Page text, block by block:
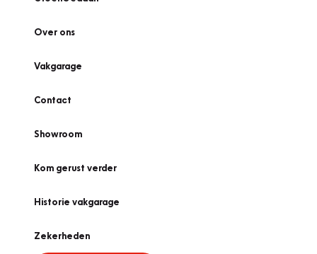
Over ons
Vakgarage
Contact
Showroom
Kom gerust verder
Historie vakgarage
Zekerheden